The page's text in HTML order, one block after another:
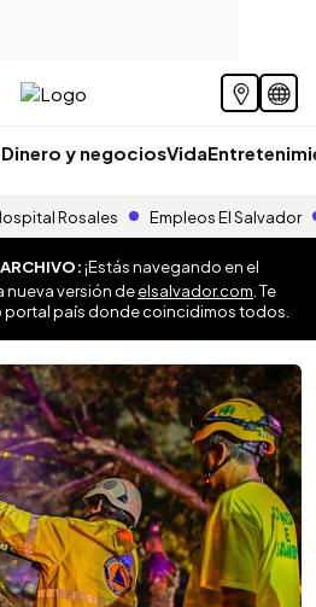
Dinero y negociosVida
Rosales Empleos El Salvador
¡Estás navegando en el
nueva versión deelsalvador.com . Te
portal país donde coincidimos todos.